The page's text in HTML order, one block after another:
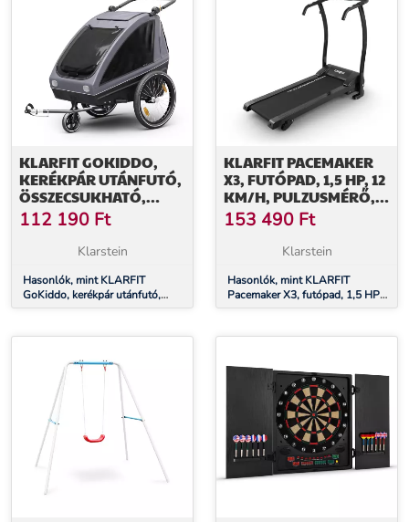
KLARFIT GOKIDDO,
KERÉKPÁR UTÁNFUTÓ,
ÖSSZECSUKHATÓ,
INTEGRÁLT FÉK,
NÖVEKVŐ, 2 GYERMEK
SZÁMÁRA
112 190 Ft
Klarstein
Hasonlók, mint KLARFIT
GoKiddo, kerékpár utánfutó,
összecsukható, integrált fék,
KLARFIT PACEMAKER
X3, FUTÓPAD, 1,5 HP, 12
KM/H, PULZUSMÉRŐ, 3
DŐLÉSSZÖG
153 490 Ft
Klarstein
Hasonlók, mint KLARFIT
Pacemaker X3, futópad, 1,5 HP,
12 km/h, pulzusmérő, 3